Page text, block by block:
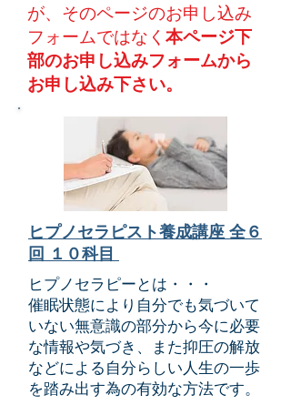
が、​そのページのお申し込み
フォームではなく 本ページ下
部のお申し込みフォームから
お申し込み下さい。
ヒプノセラピスト養成講座 全６
回 １０科目
ヒプノセラピーとは・・・
催眠状態により自分でも気づいて
いない無意識の部分から今に必要
な情報や気づき、また抑圧の解放
などによる自分らしい人生の一歩
を踏み出す為の有効な方法です。